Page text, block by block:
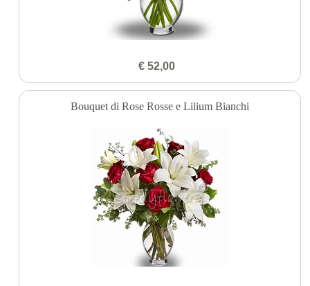
€ 52,00
Bouquet di Rose Rosse e Lilium Bianchi